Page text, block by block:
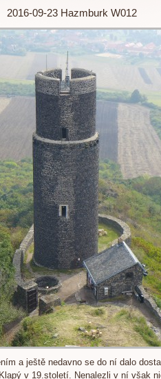
2016-09-23 Hazmburk W012
a ještě nedavno se do ní dalo
v 19.století. Nenalezli v ní však